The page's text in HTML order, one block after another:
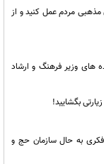
مذهبی مردم عمل کنید و از
های وزیر فرهنگ و ارشاد
بگشایید!
فکری به حال سازمان حج و